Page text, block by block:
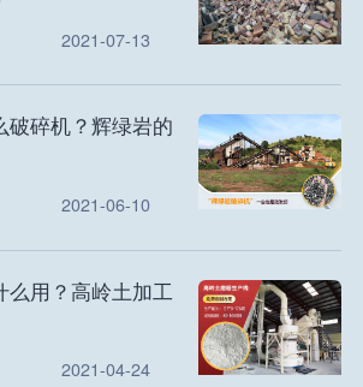
2021-07-13
破碎机？辉绿岩的
2021-06-10
用？高岭土加工
2021-04-24